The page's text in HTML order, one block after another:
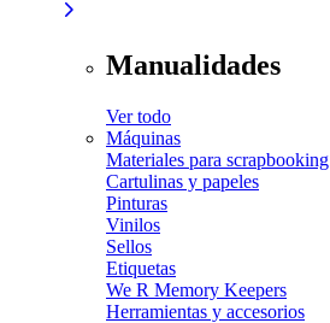
Manualidades
Ver todo
Máquinas
Materiales para scrapbooking
Cartulinas y papeles
Pinturas
Vinilos
Sellos
Etiquetas
We R Memory Keepers
Herramientas y accesorios